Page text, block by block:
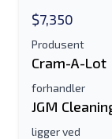
$7,350
Produsent
Cram-A-Lot
forhandler
JGM
ligger ved
Send til